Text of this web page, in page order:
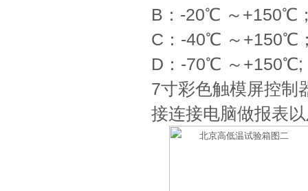
B：-20℃ ～+150℃
C：-40℃ ～+150℃
D：-70℃ ～+150℃;
7寸彩色触模屏控制
接连接电脑做报表